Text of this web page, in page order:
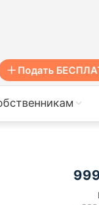
Подать